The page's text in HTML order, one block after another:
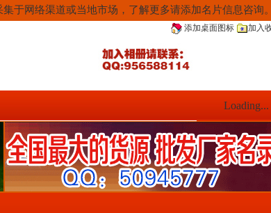
于网络渠道或当地市场，了解更多请添加名片信息咨询
添加桌面图标
加入
Loading...